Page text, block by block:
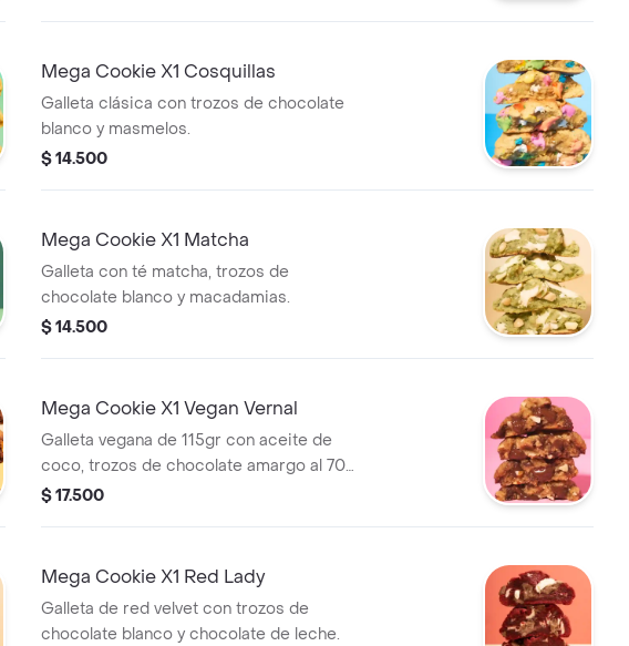
Mega Cookie X1 Cosquillas
Galleta clásica con trozos de chocolate
blanco y masmelos.
$ 14.500
Mega Cookie X1 Matcha
Galleta con té matcha, trozos de
chocolate blanco y macadamias.
$ 14.500
Mega Cookie X1 Vegan Vernal
Galleta vegana de 115gr con aceite de
coco, trozos de chocolate amargo al 70
por ciento y nueces.
$ 17.500
Mega Cookie X1 Red Lady
Galleta de red velvet con trozos de
chocolate blanco y chocolate de leche.